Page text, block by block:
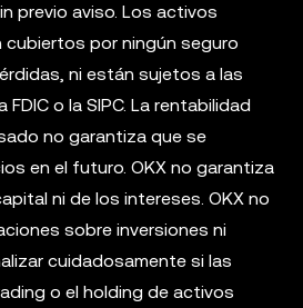
previo aviso. Los activos
por ningún seguro
ni están sujetos a las
o la SIPC. La rentabilidad
no garantiza que se
en el futuro. OKX no garantiza
ni de los intereses. OKX no
sobre inversiones ni
cuidadosamente si las
o el holding de activos